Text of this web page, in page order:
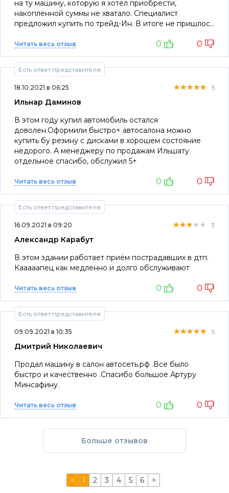
на ту машину, которую я хотел приобрести,
накопленной суммы не хватало. Специалист
предложил купить по трейд-Ин. В итоге не пришлось
накопленной суммы.
Читать весь отзыв 0 0
Есть ответ представителя
18.10.2021 в 06:25 ★★★★★
★★★★★
★★★★★ 5
Ильнар Даминов
В этом году купил автомобиль остался
доволен.Оформили быстро+ автосалона можно
купить бу резину с дисками в хорошем состояние
недорого. А менеджеру по продажам Ильшату
отдельное спасибо, обслужил 5+
Читать весь отзыв 0 0
Есть ответ представителя
16.09.2021 в 09:20 ★★★★★
★★★★★
★★★★★ 3
Александр Карабут
В этом здании работает приём пострадавших в дтп.
Кааааапец как медленно и долго обслуживают
Читать весь отзыв 0 0
Есть ответ представителя
09.09.2021 в 10:35 ★★★★★
★★★★★
★★★★★ 5
Дмитрий Николаевич
Продал машину в салон автосеть.рф .Все было
быстро и качественно .Спасибо большое Артуру
Минсафину.
Читать весь отзыв 0 0
Больше отзывов
< 1 2 3 4 5 6 >